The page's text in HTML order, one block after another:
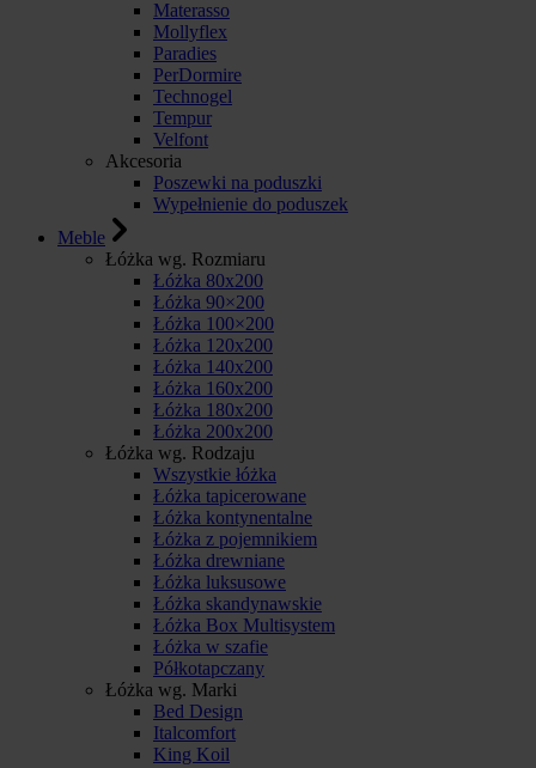
Materasso
Mollyflex
Paradies
PerDormire
Technogel
Tempur
Velfont
Akcesoria
Poszewki na poduszki
Wypełnienie do poduszek
Meble
Łóżka wg. Rozmiaru
Łóżka 80x200
Łóżka 90×200
Łóżka 100×200
Łóżka 120x200
Łóżka 140x200
Łóżka 160x200
Łóżka 180x200
Łóżka 200x200
Łóżka wg. Rodzaju
Wszystkie łóżka
Łóżka tapicerowane
Łóżka kontynentalne
Łóżka z pojemnikiem
Łóżka drewniane
Łóżka luksusowe
Łóżka skandynawskie
Łóżka Box Multisystem
Łóżka w szafie
Półkotapczany
Łóżka wg. Marki
Bed Design
Italcomfort
King Koil